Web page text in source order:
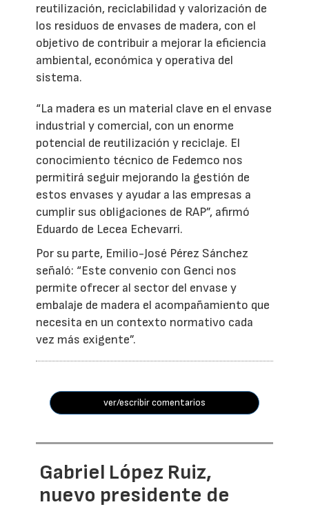
reutilización, reciclabilidad y valorización de
los residuos de envases de madera, con el
objetivo de contribuir a mejorar la eficiencia
ambiental, económica y operativa del
sistema.
“La madera es un material clave en el envase
industrial y comercial, con un enorme
potencial de reutilización y reciclaje. El
conocimiento técnico de Fedemco nos
permitirá seguir mejorando la gestión de
estos envases y ayudar a las empresas a
cumplir sus obligaciones de RAP”, afirmó
Eduardo de Lecea Echevarri.
Por su parte, Emilio-José Pérez Sánchez
señaló: “Este convenio con Genci nos
permite ofrecer al sector del envase y
embalaje de madera el acompañamiento que
necesita en un contexto normativo cada
vez más exigente”.
ver/escribir comentarios
Gabriel López Ruiz,
nuevo presidente de